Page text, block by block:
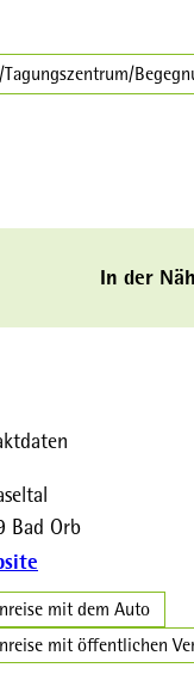
In der
Bad Orb
mit dem Auto
mit öffentlichen